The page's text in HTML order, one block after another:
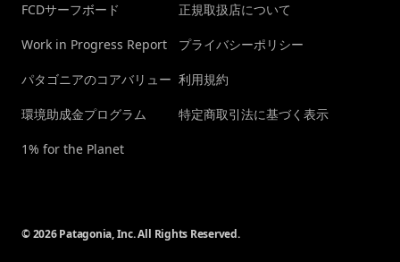
FCDサーフボード
Work in Progress Report
パタゴニアのコアバリュー
環境助成金プログラム
1% for the Planet
正規取扱店について
プライバシーポリシー
利用規約
特定商取引法に基づく表示
© 2026 Patagonia, Inc. All Rights Reserved.